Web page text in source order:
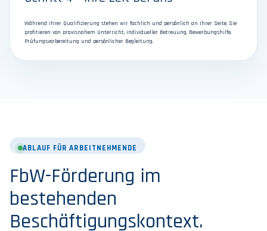
Während Ihrer Qualifizierung stehen wir fachlich und persönlich an Ihrer Seite. Sie
profitieren von praxisnahem Unterricht, individueller Betreuung, Bewerbungshilfe,
Prüfungsvorbereitung und persönlicher Begleitung.
ABLAUF FÜR ARBEITNEHMENDE
FbW-Förderung im
bestehenden
Beschäftigungskontext.